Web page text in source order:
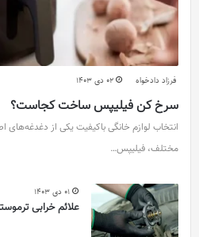
فرزاد دادخواه 02 دی 1403
سرخ کن فیلیپس ساخت کجاست؟
انتخاب لوازم خانگی باکیفیت یکی از دغدغه‌های
مختلف، فیلیپس…
01 دی 1403
علائم خرابی